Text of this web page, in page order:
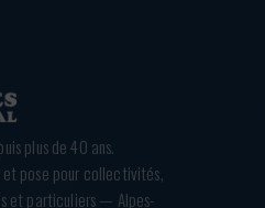
plus de 40 ans.
pose pour collectivités,
et particuliers — Alpes-